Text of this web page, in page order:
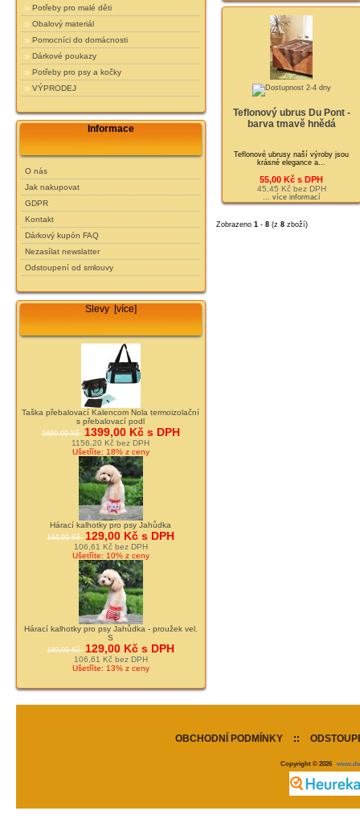
Potřeby pro malé děti
Obalový materiál
Pomocníci do domácnosti
Dárkové poukazy
Potřeby pro psy a kočky
VÝPRODEJ
Informace
O nás
Jak nakupovat
GDPR
Kontakt
Dárkový kupón FAQ
Nezasílat newslatter
Odstoupení od smlouvy
Slevy [více]
Taška přebalovací Kalencom Nola termoizolační
s přebalovací podl
1699,00 Kč 1399,00 Kč s DPH
1156,20 Kč bez DPH
Ušetříte: 18% z ceny
Hárací kalhotky pro psy Jahůdka
144,00 Kč 129,00 Kč s DPH
106,61 Kč bez DPH
Ušetříte: 10% z ceny
Hárací kalhotky pro psy Jahůdka - proužek vel.
S
149,00 Kč 129,00 Kč s DPH
106,61 Kč bez DPH
Ušetříte: 13% z ceny
Teflonový ubrus Du Pont -
barva tmavě hnědá
Teflonové ubrusy naší výroby jsou
krásné elegance a...
55,00 Kč s DPH
45,45 Kč bez DPH
... více informací
Zobrazeno 1 - 8(z 8zboží)
OBCHODNÍ PODMÍNKY ::
Copyright © 2026